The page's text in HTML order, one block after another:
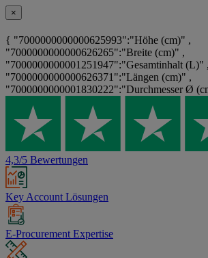
×
{ "7000000000000625993":"Höhe (cm)" ,
"7000000000000626265":"Breite (cm)" ,
"7000000000001251947":"Gesamtinhalt (L)" ,
"7000000000000626371":"Längen (cm)" ,
"7000000000001830222":"Durchmesser Ø
4,3/5 Bewertungen
Key Account Lösungen
E-Procurement Expertise